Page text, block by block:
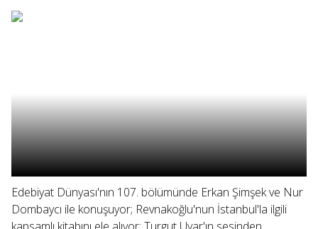
Edebiyat Dünyası'nın 107. bölümünde Erkan Şimşek ve Nur
Dombaycı ile konuşuyor; Revnakoğlu'nun İstanbul'la ilgili